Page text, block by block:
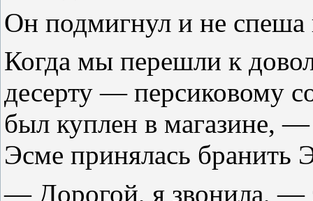
Он подмигнул и не
Когда мы перешли к
десерту — персиковому
был куплен в магазине,
Эсме принялась бранить
— Дорогой, я звонила, —